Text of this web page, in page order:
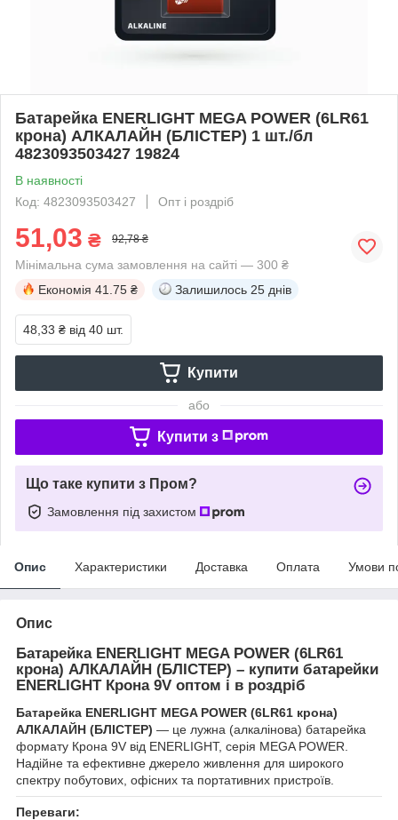
Батарейка ENERLIGHT MEGA POWER (6LR61
крона) АЛКАЛАЙН (БЛІСТЕР) 1 шт./бл
4823093503427 19824
В наявності
Код: 4823093503427
Опт і роздріб
51,03 ₴ 92,78 ₴
Мінімальна сума замовлення на сайті — 300 ₴
Економія 41.75 ₴ Залишилось 25 днів
48,33 ₴ від 40 шт.
Купити
або
Купити з
Що таке купити з Пром?
Замовлення під захистом
Опис Характеристики Доставка Оплата Умови
Опис
Батарейка ENERLIGHT MEGA POWER (6LR61
крона) АЛКАЛАЙН (БЛІСТЕР) – купити батарейки
ENERLIGHT Крона 9V оптом і в роздріб
Батарейка ENERLIGHT MEGA POWER (6LR61 крона)
АЛКАЛАЙН (БЛІСТЕР) — це лужна (алкалінова) батарейка
формату Крона 9V від ENERLIGHT, серія MEGA POWER.
Надійне та ефективне джерело живлення для широкого
спектру побутових, офісних та портативних пристроїв.
Переваги: